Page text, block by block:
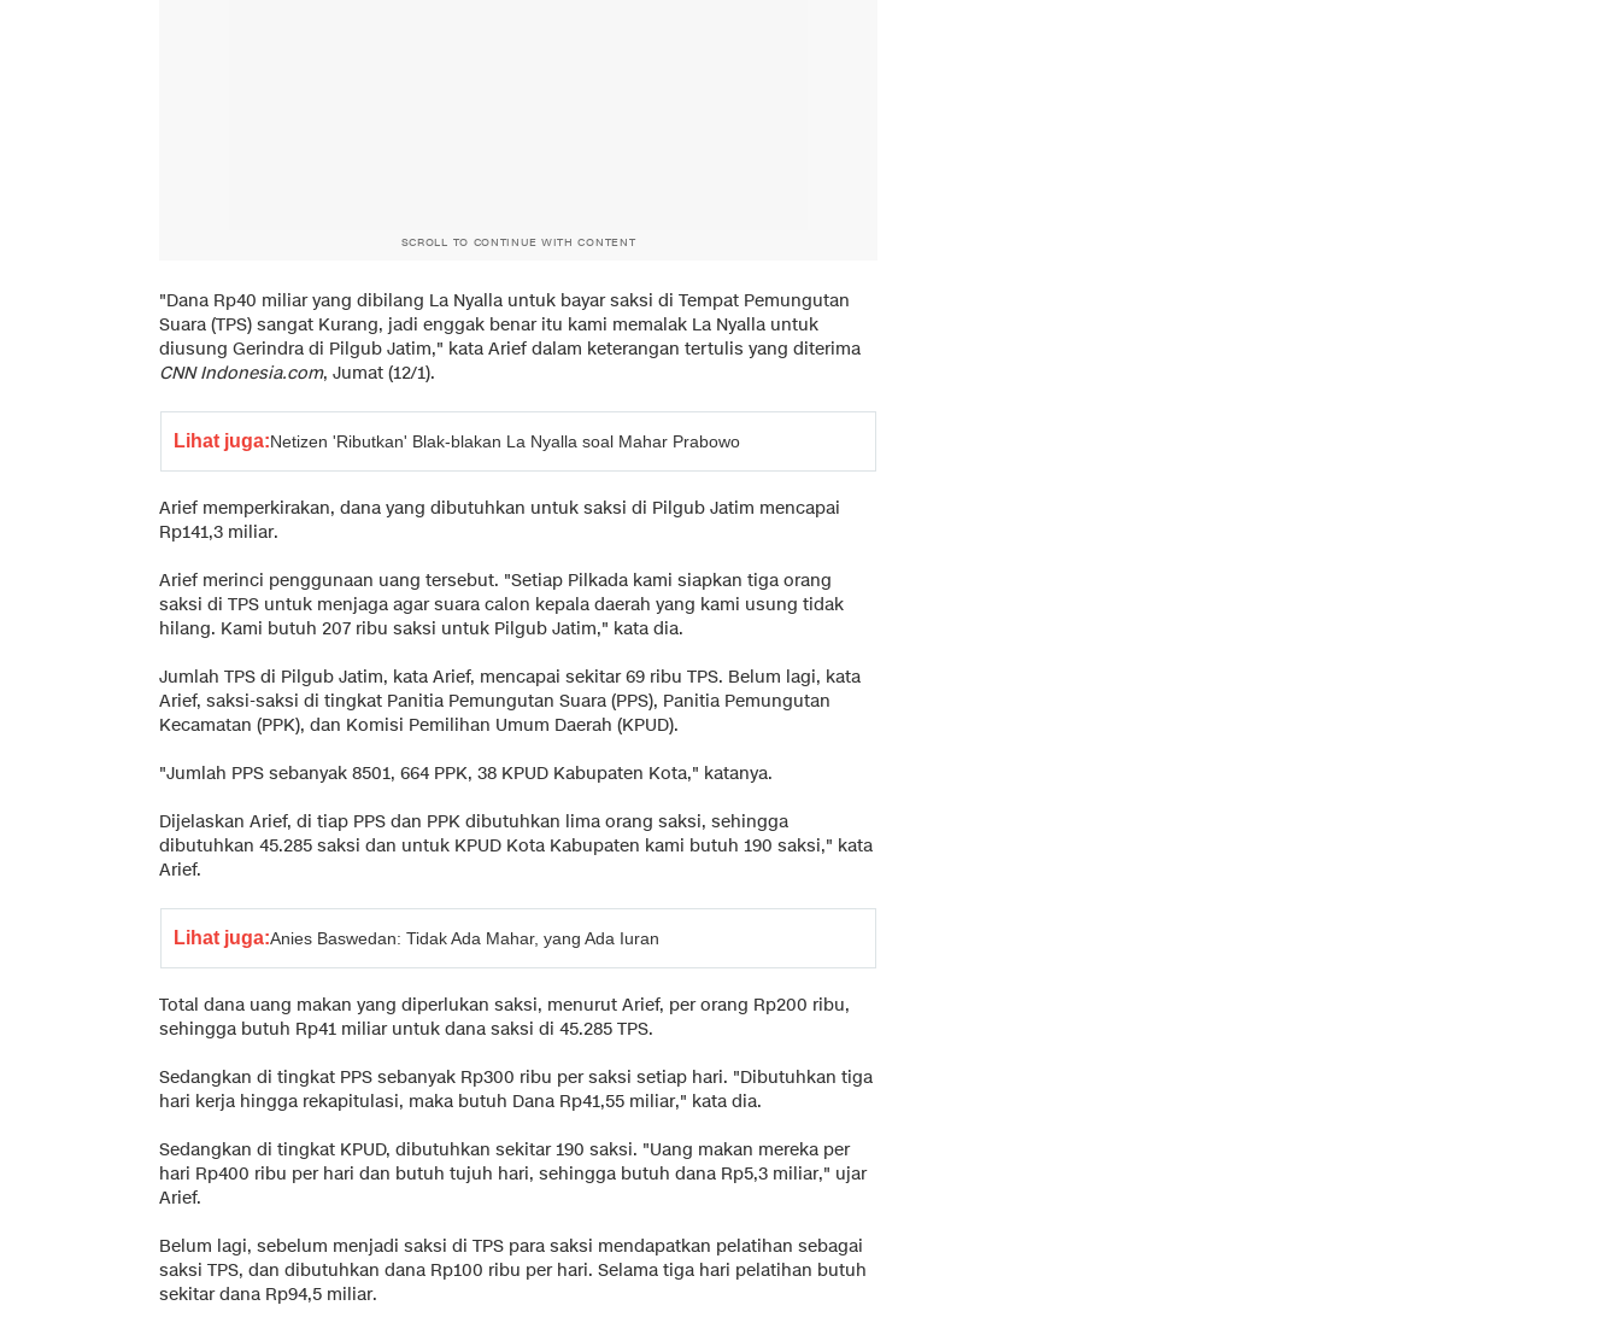
SCROLL TO CONTINUE WITH CONTENT
"Dana Rp40 miliar yang dibilang La Nyalla untuk bayar saksi di Tempat Pemungutan
Suara (TPS) sangat Kurang, jadi enggak benar itu kami memalak La Nyalla untuk
diusung Gerindra di Pilgub Jatim," kata Arief dalam keterangan tertulis yang diterima
CNN Indonesia.com, Jumat (12/1).
Lihat juga:Netizen 'Ributkan' Blak-blakan La Nyalla soal Mahar Prabowo
Arief memperkirakan, dana yang dibutuhkan untuk saksi di Pilgub Jatim mencapai
Rp141,3 miliar.
Arief merinci penggunaan uang tersebut. "Setiap Pilkada kami siapkan tiga orang
saksi di TPS untuk menjaga agar suara calon kepala daerah yang kami usung tidak
hilang. Kami butuh 207 ribu saksi untuk Pilgub Jatim," kata dia.
Jumlah TPS di Pilgub Jatim, kata Arief, mencapai sekitar 69 ribu TPS. Belum lagi, kata
Arief, saksi-saksi di tingkat Panitia Pemungutan Suara (PPS), Panitia Pemungutan
Kecamatan (PPK), dan Komisi Pemilihan Umum Daerah (KPUD).
"Jumlah PPS sebanyak 8501, 664 PPK, 38 KPUD Kabupaten Kota," katanya.
Dijelaskan Arief, di tiap PPS dan PPK dibutuhkan lima orang saksi, sehingga
dibutuhkan 45.285 saksi dan untuk KPUD Kota Kabupaten kami butuh 190 saksi," kata
Arief.
Lihat juga:Anies Baswedan: Tidak Ada Mahar, yang Ada Iuran
Total dana uang makan yang diperlukan saksi, menurut Arief, per orang Rp200 ribu,
sehingga butuh Rp41 miliar untuk dana saksi di 45.285 TPS.
Sedangkan di tingkat PPS sebanyak Rp300 ribu per saksi setiap hari. "Dibutuhkan tiga
hari kerja hingga rekapitulasi, maka butuh Dana Rp41,55 miliar," kata dia.
Sedangkan di tingkat KPUD, dibutuhkan sekitar 190 saksi. "Uang makan mereka per
hari Rp400 ribu per hari dan butuh tujuh hari, sehingga butuh dana Rp5,3 miliar," ujar
Arief.
Belum lagi, sebelum menjadi saksi di TPS para saksi mendapatkan pelatihan sebagai
saksi TPS, dan dibutuhkan dana Rp100 ribu per hari. Selama tiga hari pelatihan butuh
sekitar dana Rp94,5 miliar.